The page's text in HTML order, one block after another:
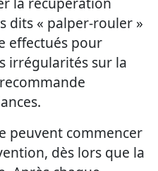
dits « palper-rouler »
effectués pour
irrégularités sur la
peuvent commencer
dès lors que la